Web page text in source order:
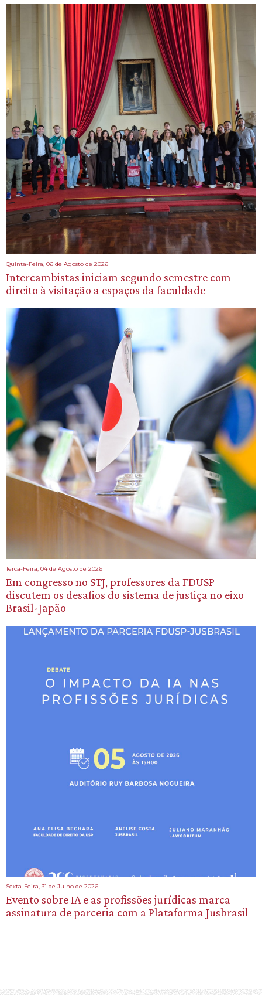
Quinta-Feira, 06 de Agosto de 2026
Intercambistas iniciam segundo semestre com
direito à visitação a espaços da faculdade
Terca-Feira, 04 de Agosto de 2026
Em congresso no STJ, professores da FDUSP
discutem os desafios do sistema de justiça no eixo
Brasil-Japão
Sexta-Feira, 31 de Julho de 2026
Evento sobre IA e as profissões jurídicas marca
assinatura de parceria com a Plataforma Jusbrasil